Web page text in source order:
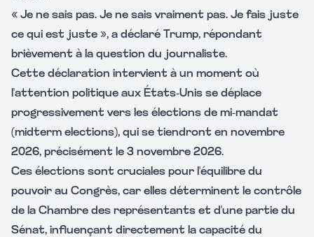
« Je ne sais pas. Je ne sais vraiment pas. Je fais juste
ce qui est juste », a déclaré Trump, répondant
brièvement à la question du journaliste.
Cette déclaration intervient à un moment où
l'attention politique aux États-Unis se déplace
progressivement vers les élections de mi-mandat
(midterm elections), qui se tiendront en novembre
2026, précisément le 3 novembre 2026.
Ces élections sont cruciales pour l'équilibre du
pouvoir au Congrès, car elles déterminent le contrôle
de la Chambre des représentants et d'une partie du
Sénat, influençant directement la capacité du